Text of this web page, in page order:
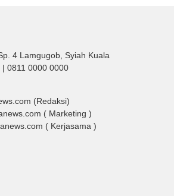
4 Lamgugob, Syiah Kuala
| 0811 0000 0000
(Redaksi)
( Marketing )
( Kerjasama )